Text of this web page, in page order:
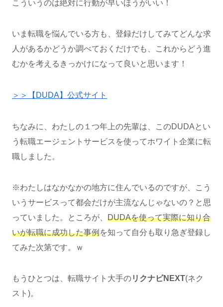
こういうのは絶対に行動が早いほうがいい！
いま転職を悩んでいる方も、登録だけしてみてどんな求
人があるかどうか調べておくだけでも、これからどう進
むかを考えるきっかけになって良いと思います！
＞＞【DUDA】公式サイト
ちなみに、わたしの１つ年上の先輩は、このDUDAとい
う転職エージェントサービスを使ってホワイト企業に転
職しました。
※わたしはなかなかの地方に住んでいるのですが、こう
いうサービスって都会だけが主流なんじゃないの？と思
っていました。ところが、 DUDAを使って実際に知り合
いが転職に成功した事例を知って自分も取り急ぎ登録し
てみた次第です。ｗ
もうひとつは、転職サイト大手のリクナビNEXT(ネク
スト)。